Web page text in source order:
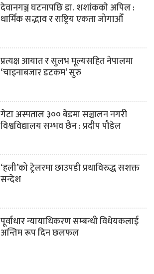
देवानगञ्ज घटनापछि डा. शशांककाे अपिल :
धार्मिक सद्भाव र राष्ट्रिय एकता जोगाऔँ
प्रत्यक्ष आयात र सुलभ मूल्यसहित नेपालमा
‘चाइनाबजार डटकम’ सुरु
गेटा अस्पताल ३०० बेडमा सञ्चालन नगरी
विश्वविद्यालय सम्भव छैन : प्रदीप पौडेल
‘हली’को ट्रेलरमा छाउपडी प्रथाविरुद्ध सशक्त
सन्देश
पूर्वाधार न्यायाधिकरण सम्बन्धी विधेयकलाई
अन्तिम रूप दिन छलफल